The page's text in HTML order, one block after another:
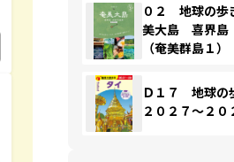
０２ 地球の
美大島 喜界島
（奄美群島１
Ｄ１７ 地球
２０２７～２０